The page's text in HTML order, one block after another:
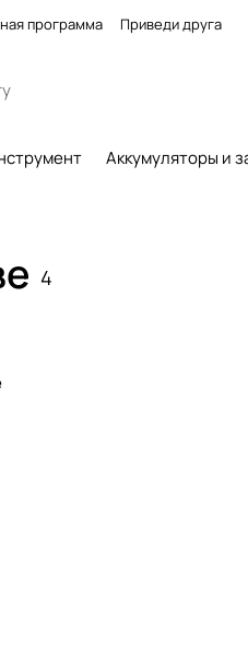
программа Приведи друга
Аккумуляторы и
4